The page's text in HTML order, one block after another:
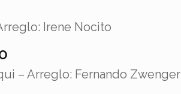
Irene Nocito
– Arreglo: Fernando Zwenger